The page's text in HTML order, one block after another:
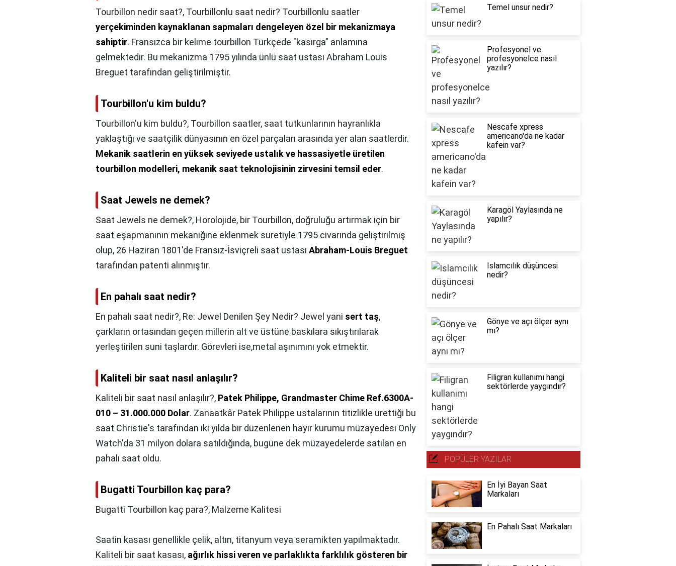
Tourbillon nedir saat?, Tourbillonlu saat nedir? Tourbillonlu saatler
yerçekiminden kaynaklanan sapmaları dengeleyen özel bir mekanizmaya
sahiptir. Fransızca bir kelime tourbillon Türkçede "kasırga" anlamına
gelmektedir. Bu mekanizma 1795 yılında ünlü saat ustası Abraham Louis
Breguet tarafından geliştirilmiştir.
Tourbillon'u kim buldu?
Tourbillon'u kim buldu?, Tourbillon saatler, saat tutkunlarının hayranlıkla
yaklaştığı ve saatçilik dünyasının en özel parçaları arasında yer alan saatlerdir.
Mekanik saatlerin en yüksek seviyede ustalık ve hassasiyetle üretilen
tourbillon modelleri, mekanik saat teknolojisinin zirvesini temsil eder.
Saat Jewels ne demek?
Saat Jewels ne demek?, Horolojide, bir Tourbillon, doğruluğu artırmak için bir
saat eşapmanının mekaniğine eklenmek suretiyle 1795 civarında geliştirilmiş
olup, 26 Haziran 1801'de Fransız-İsviçreli saat ustası Abraham-Louis Breguet
tarafından patenti alınmıştır.
En pahalı saat nedir?
En pahalı saat nedir?, Re: Jewel Denilen Şey Nedir? Jewel yani sert taş,
çarkların ortasından geçen millerin alt ve üstüne baskılara sıkıştırılarak
yerleştirilen suni taşlardır. Görevleri ise,metal aşınımını yok etmektir.
Kaliteli bir saat nasıl anlaşılır?
Kaliteli bir saat nasıl anlaşılır?, Patek Philippe, Grandmaster Chime Ref.6300A-
010 – 31.000.000 Dolar. Zanaatkâr Patek Philippe ustalarının titizlikle ürettiği bu
saat Christie's tarafından iki yılda bir düzenlenen hayır kurumu müzayedesi Only
Watch'da 31 milyon dolara satıldığında, bugüne dek müzayedelerde satılan en
pahalı saat oldu.
Bugatti Tourbillon kaç para?
Bugatti Tourbillon kaç para?, Malzeme Kalitesi
Saatin kasası genellikle çelik, altın, titanyum veya seramikten yapılmaktadır.
Kaliteli bir saat kasası, ağırlık hissi veren ve parlaklıkta farklılık gösteren bir
Temel unsur nedir?
Profesyonel ve
profesyonelce nasıl
yazılır?
Nescafe xpress
americano'da ne kadar
kafein var?
Karagöl Yaylasında ne
yapılır?
Islamcılık düşüncesi
nedir?
Gönye ve açı ölçer aynı
mı?
Filigran kullanımı hangi
sektörlerde yaygındır?
POPÜLER YAZILAR
En İyi Bayan Saat
Markaları
En Pahalı Saat Markaları